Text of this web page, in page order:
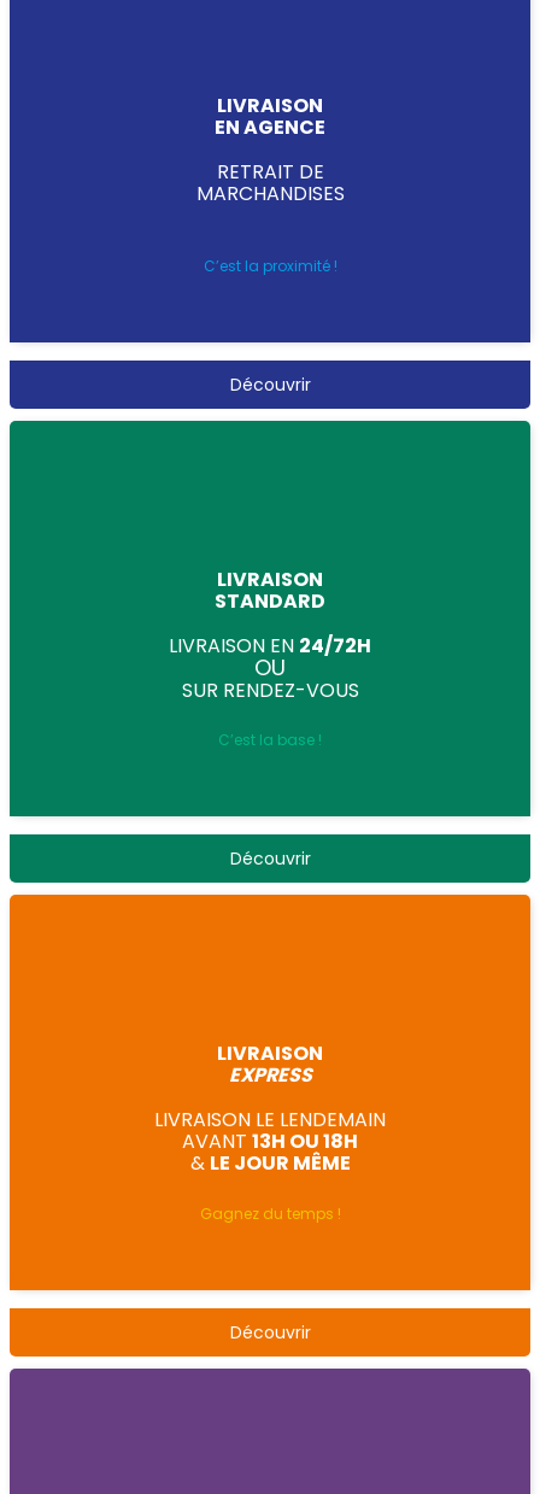
LIVRAISON
EN AGENCE
RETRAIT DE
MARCHANDISES
C’est la proximité !
Découvrir
LIVRAISON
STANDARD
LIVRAISON EN 24/72H
OU
SUR RENDEZ-VOUS
C’est la base !
Découvrir
LIVRAISON
EXPRESS
LIVRAISON LE LENDEMAIN
AVANT 13H OU 18H
& LE JOUR MÊME
Gagnez du temps !
Découvrir